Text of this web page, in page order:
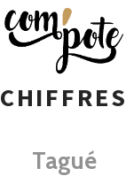
CHIFFRES
Tagué